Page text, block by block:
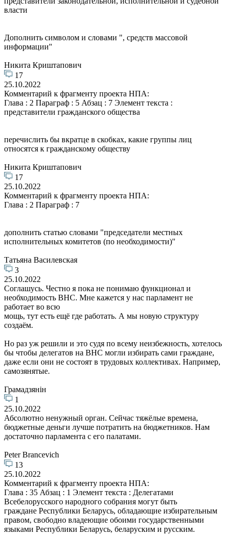
власти
Дополнить символом и словами ", средств массовой
информации"
Никита Криштапович
17
25.10.2022
Комментарий к фрагменту проекта НПА:
Глава : 2 Параграф : 5 Абзац : 7 Элемент текста :
представители гражданского общества
перечислить бы вкратце в скобках, какие группы лиц
относятся к гражданскому обществу
Никита Криштапович
17
25.10.2022
Комментарий к фрагменту проекта НПА:
Глава : 2 Параграф : 7
дополнить статью словами "председатели местных
исполнительных комитетов (по необходимости)"
Татьяна Василевская
3
25.10.2022
Соглашусь. Честно я пока не понимаю функционал и
необходимость ВНС. Мне кажется у нас парламент не
работает во всю
мощь, тут есть ещё где работать. А мы новую структуру
создаём.
Но раз уж решили и это судя по всему неизбежность, хотелось
бы чтобы делегатов на ВНС могли избирать сами граждане,
даже если они не состоят в трудовых коллективах. Например,
самозянятые.
Грамадзянiн
1
25.10.2022
Абсолютно ненужный орган. Сейчас тяжёлые времена,
бюджетные деньги лучше потратить на бюджетников. Нам
достаточно парламента с его палатами.
Peter Brancevich
13
25.10.2022
Комментарий к фрагменту проекта НПА:
Глава : 35 Абзац : 1 Элемент текста : Делегатами
Всебелорусского народного собрания могут быть
граждане Республики Беларусь, обладающие избирательным
правом, свободно владеющие обоими государственными
языками Республики Беларусь, беларуским и русским.